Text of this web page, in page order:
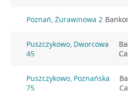
Poznań, Żurawinowa 2
Puszczykowo, Dworcowa
45
Puszczykowo, Poznańska
75